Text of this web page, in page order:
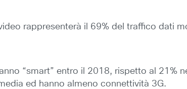
rappresenterà il 69% del traffico dati
“smart” entro il 2018, rispetto al 21%
ed hanno almeno connettività 3G.